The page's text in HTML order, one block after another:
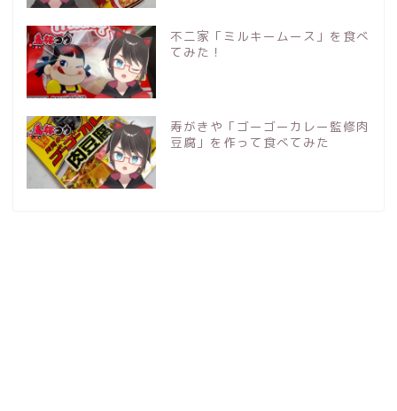
不二家「ミルキームース」を食べ
てみた！
寿がきや「ゴーゴーカレー監修肉
豆腐」を作って食べてみた